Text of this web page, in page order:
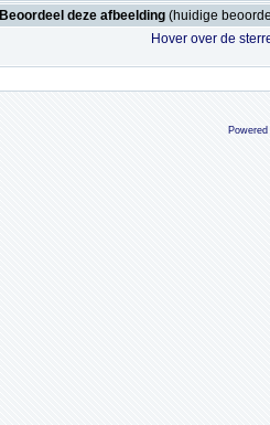
Beoordeel deze afbeelding (huidige
Hover over de